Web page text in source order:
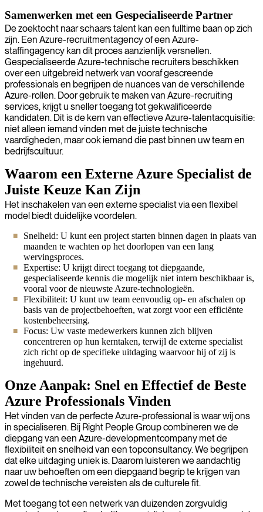
Samenwerken met een Gespecialiseerde Partner
De zoektocht naar schaars talent kan een fulltime baan op zich
zijn. Een Azure-recruitmentagency of een Azure-
staffingagency kan dit proces aanzienlijk versnellen.
Gespecialiseerde Azure-technische recruiters beschikken
over een uitgebreid netwerk van vooraf gescreende
professionals en begrijpen de nuances van de verschillende
Azure-rollen. Door gebruik te maken van Azure-recruiting
services, krijgt u sneller toegang tot gekwalificeerde
kandidaten. Dit is de kern van effectieve Azure-talentacquisitie:
niet alleen iemand vinden met de juiste technische
vaardigheden, maar ook iemand die past binnen uw team en
bedrijfscultuur.
Waarom een Externe Azure Specialist de
Juiste Keuze Kan Zijn
Het inschakelen van een externe specialist via een flexibel
model biedt duidelijke voordelen.
Snelheid: U kunt een project starten binnen dagen in plaats van
maanden te wachten op het doorlopen van een lang
wervingsproces.
Expertise: U krijgt direct toegang tot diepgaande,
gespecialiseerde kennis die mogelijk niet intern beschikbaar is,
vooral voor de nieuwste Azure-technologieën.
Flexibiliteit: U kunt uw team eenvoudig op- en afschalen op
basis van de projectbehoeften, wat zorgt voor een efficiënte
kostenbeheersing.
Focus: Uw vaste medewerkers kunnen zich blijven
concentreren op hun kerntaken, terwijl de externe specialist
zich richt op de specifieke uitdaging waarvoor hij of zij is
ingehuurd.
Onze Aanpak: Snel en Effectief de Beste
Azure Professionals Vinden
Het vinden van de perfecte Azure-professional is waar wij ons
in specialiseren. Bij Right People Group combineren we de
diepgang van een Azure-developmentcompany met de
flexibiliteit en snelheid van een topconsultancy. We begrijpen
dat elke uitdaging uniek is. Daarom luisteren we aandachtig
naar uw behoeften om een diepgaand begrip te krijgen van
zowel de technische vereisten als de culturele fit.
Met toegang tot een netwerk van duizenden zorgvuldig